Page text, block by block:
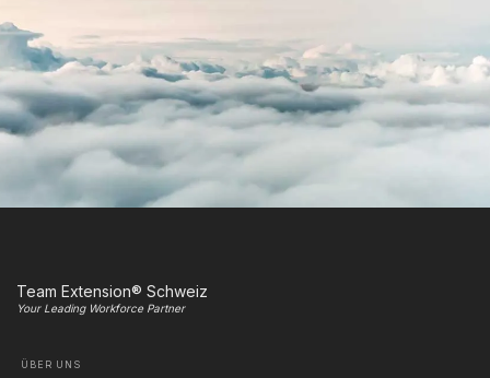
Team Extension® Schweiz
Your Leading Workforce Partner
ÜBER UNS